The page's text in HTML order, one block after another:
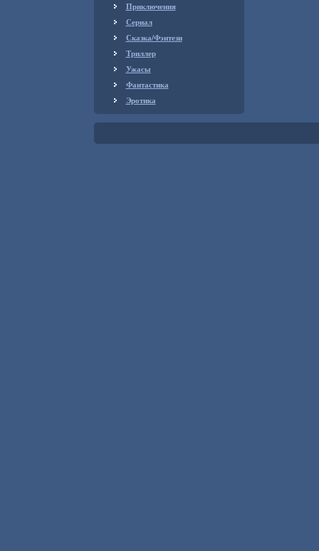
Приключения
Сериал
Сказка/Фэнтези
Триллер
Ужасы
Фантастика
Эротика